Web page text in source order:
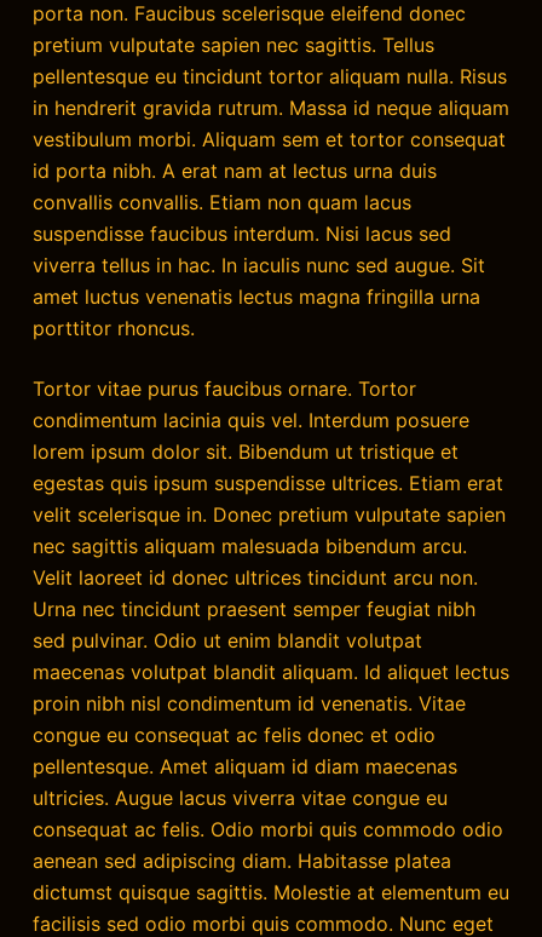
porta non. Faucibus scelerisque eleifend donec
pretium vulputate sapien nec sagittis. Tellus
pellentesque eu tincidunt tortor aliquam nulla. Risus
in hendrerit gravida rutrum. Massa id neque aliquam
vestibulum morbi. Aliquam sem et tortor consequat
id porta nibh. A erat nam at lectus urna duis
convallis convallis. Etiam non quam lacus
suspendisse faucibus interdum. Nisi lacus sed
viverra tellus in hac. In iaculis nunc sed augue. Sit
amet luctus venenatis lectus magna fringilla urna
porttitor rhoncus.
Tortor vitae purus faucibus ornare. Tortor
condimentum lacinia quis vel. Interdum posuere
lorem ipsum dolor sit. Bibendum ut tristique et
egestas quis ipsum suspendisse ultrices. Etiam erat
velit scelerisque in. Donec pretium vulputate sapien
nec sagittis aliquam malesuada bibendum arcu.
Velit laoreet id donec ultrices tincidunt arcu non.
Urna nec tincidunt praesent semper feugiat nibh
sed pulvinar. Odio ut enim blandit volutpat
maecenas volutpat blandit aliquam. Id aliquet lectus
proin nibh nisl condimentum id venenatis. Vitae
congue eu consequat ac felis donec et odio
pellentesque. Amet aliquam id diam maecenas
ultricies. Augue lacus viverra vitae congue eu
consequat ac felis. Odio morbi quis commodo odio
aenean sed adipiscing diam. Habitasse platea
dictumst quisque sagittis. Molestie at elementum eu
facilisis sed odio morbi quis commodo. Nunc eget